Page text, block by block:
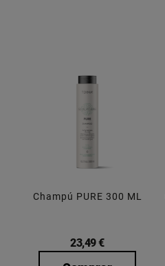
Champú PURE 300 ML
23,49 €